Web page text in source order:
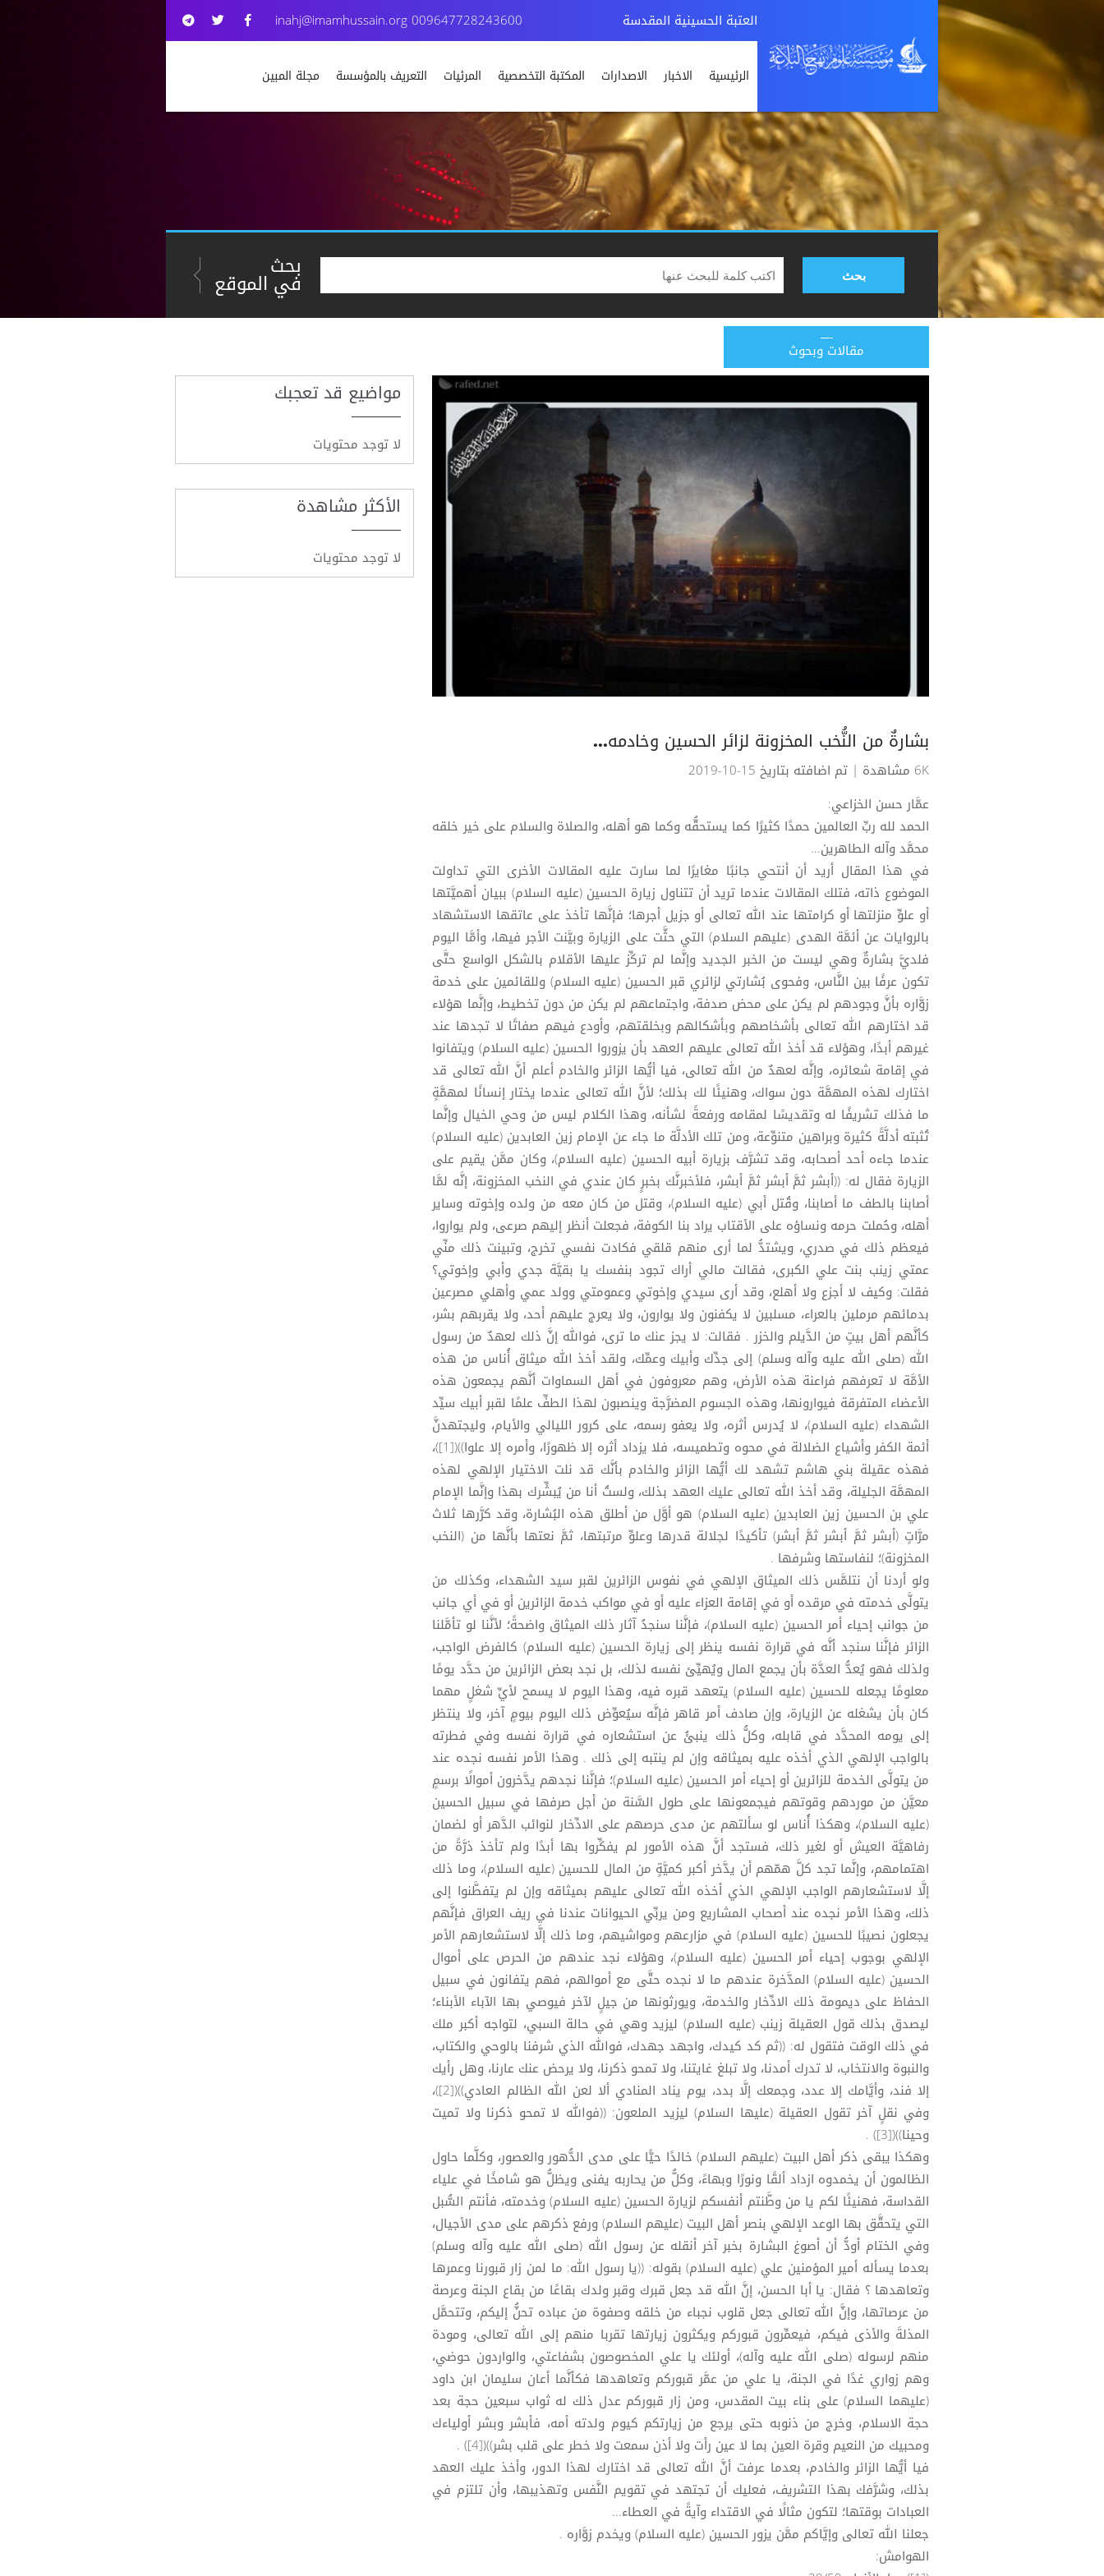
العتبة الحسينية المقدسة 009647728243600
inahj@imamhussain.org
الرئيسية الاخبار الاصدارات المكتبة التخصصية المرئيات التعريف بالمؤسسة مجلة المبين
بحث بحث
في الموقع
مقالات وبحوث
بشارةٌ من النُّخب المخزونة لزائر الحسين وخادمه...
6K مشاهدة
| تم اضافته بتاريخ 15-10-2019
عمَّار حسن الخزاعي:
الحمد لله ربِّ العالمين حمدًا كثيرًا كما يستحقُّه وكما هو أهله، والصلاة والسلام على خير خلقه
محمَّد وآله الطاهرين...
في هذا المقال أريد أن أنتحي جانبًا مغايرًا لما سارت عليه المقالات الأخرى التي تداولت
الموضوع ذاته، فتلك المقالات عندما تريد أن تتناول زيارة الحسين (عليه السلام) ببيان أهميَّتها
أو علوِّ منزلتها أو كرامتها عند الله تعالى أو جزيل أجرها؛ فإنَّها تأخذ على عاتقها الاستشهاد
بالروايات عن أئمَّة الهدى (عليهم السلام) التي حثَّت على الزيارة وبيَّنت الأجر فيها، وأمَّا اليوم
فلديَّ بشارةٌ وهي ليست من الخبر الجديد وإنَّما لم تركِّز عليها الأقلام بالشكل الواسع حتَّى
تكون عرفًا بين النَّاس، وفحوى بُشارتي لزائري قبر الحسين (عليه السلام) وللقائمين على خدمة
زوَّاره بأنَّ وجودهم لم يكن على محض صدفة، واجتماعهم لم يكن من دون تخطيط، وإنَّما هؤلاء
قد اختارهم الله تعالى بأشخاصهم وبأشكالهم وبخلقتهم، وأودع فيهم صفاتًا لا تجدها عند
غيرهم أبدًا، وهؤلاء قد أخذ الله تعالى عليهم العهد بأن يزوروا الحسين (عليه السلام) ويتفانوا
في إقامة شعائره، وإنَّه لعهدٌ من الله تعالى، فيا أيُّها الزائر والخادم أعلم أنَّ الله تعالى قد
اختارك لهذه المهمَّة دون سواك، وهنيئًا لك بذلك؛ لأنَّ الله تعالى عندما يختار إنسانًا لمهمَّةٍ
ما فذلك تشريفًا له وتقديسًا لمقامه ورفعةً لشأنه، وهذا الكلام ليس من وحي الخيال وإنَّما
تُثبته أدلَّةً كثيرة وبراهين متنوِّعة، ومن تلك الأدلَّة ما جاء عن الإمام زين العابدين (عليه السلام)
عندما جاءه أحد أصحابه، وقد تشرَّف بزيارة أبيه الحسين (عليه السلام)، وكان ممَّن يقيم على
الزيارة فقال له: ((أبشر ثمَّ أبشر ثمَّ أبشر، فلأخبرنَّك بخبرٍ كان عندي في النخب المخزونة، إنَّه لمَّا
أصابنا بالطف ما أصابنا، وقُتل أبي (عليه السلام)، وقتل من كان معه من ولده وإخوته وساير
أهله، وحُملت حرمه ونساؤه على الأقتاب يراد بنا الكوفة، فجعلت أنظر إليهم صرعى، ولم يواروا،
فيعظم ذلك في صدري، ويشتدُّ لما أرى منهم قلقي فكادت نفسي تخرج، وتبينت ذلك منِّي
عمتي زينب بنت علي الكبرى، فقالت مالي أراك تجود بنفسك يا بقيَّة جدي وأبي وإخوتي؟
فقلت: وكيف لا أجزع ولا أهلع، وقد أرى سيدي وإخوتي وعمومتي وولد عمي وأهلي مصرعين
بدمائهم مرملين بالعراء، مسلبين لا يكفنون ولا يوارون، ولا يعرج عليهم أحد، ولا يقربهم بشر،
كأنَّهم أهل بيتٍ من الدَّيلم والخزر . فقالت: لا يجز عنك ما ترى، فوالله إنَّ ذلك لعهدٌ من رسول
الله (صلى الله عليه وآله وسلم) إلى جدِّك وأبيك وعمِّك، ولقد أخذ الله ميثاق أُناس من هذه
الأمَّة لا تعرفهم فراعنة هذه الأرض، وهم معروفون في أهل السماوات أنَّهم يجمعون هذه
الأعضاء المتفرقة فيوارونها، وهذه الجسوم المضرَّجة وينصبون لهذا الطفِّ علمًا لقبر أبيك سيِّد
الشهداء (عليه السلام)، لا يُدرس أثره، ولا يعفو رسمه، على كرور الليالي والأيام، وليجتهدنَّ
أئمة الكفر وأشياع الضلالة في محوه وتطميسه، فلا يزداد أثره إلا ظهورًا، وأمره إلا علوا))([1])،
فهذه عقيلة بني هاشم تشهد لك أيُّها الزائر والخادم بأنَّك قد نلت الاختيار الإلهي لهذه
المهمَّة الجليلة، وقد أخذ الله تعالى عليك العهد بذلك، ولستُ أنا من يُبشِّرك بهذا وإنَّما الإمام
علي بن الحسين زين العابدين (عليه السلام) هو أوَّل من أطلق هذه البُشارة، وقد كرَّرها ثلاث
مرَّاتٍ (أبشر ثمَّ أبشر ثمَّ أبشر) تأكيدًا لجلالة قدرها وعلوِّ مرتبتها، ثمَّ نعتها بأنَّها من (النخب
المخزونة)؛ لنفاستها وشرفها .
ولو أردنا أن نتلمَّس ذلك الميثاق الإلهي في نفوس الزائرين لقبر سيد الشهداء، وكذلك من
يتولَّى خدمته في مرقده أو في إقامة العزاء عليه أو في مواكب خدمة الزائرين أو في أي جانب
من جوانب إحياء أمر الحسين (عليه السلام)، فإنَّنا سنجدُ آثار ذلك الميثاق واضحةً؛ لأنَّنا لو تأمَّلنا
الزائر فإنَّنا سنجد أنَّه في قرارة نفسه ينظر إلى زيارة الحسين (عليه السلام) كالفرض الواجب،
ولذلك فهو يُعدُّ العدَّة بأن يجمع المال ويُهيِّئ نفسه لذلك، بل نجد بعض الزائرين من حدَّد يومًا
معلومًا يجعله للحسين (عليه السلام) يتعهد قبره فيه، وهذا اليوم لا يسمح لأيِّ شغلٍ مهما
كان بأن يشغله عن الزيارة، وإن صادف أمر قاهر فإنَّه سيُعوِّض ذلك اليوم بيومٍ آخر، ولا ينتظر
إلى يومه المحدَّد في قابله، وكلُّ ذلك ينبئُ عن استشعاره في قرارة نفسه وفي فطرته
بالواجب الإلهي الذي أخذه عليه بميثاقه وإن لم ينتبه إلى ذلك . وهذا الأمر نفسه نجده عند
من يتولَّى الخدمة للزائرين أو إحياء أمر الحسين (عليه السلام)؛ فإنَّنا نجدهم يدَّخرون أموالًا برسمٍ
معيَّن من موردهم وقوتهم فيجمعونها على طول السَّنة من أجل صرفها في سبيل الحسين
(عليه السلام)، وهكذا أُناس لو سألتهم عن مدى حرصهم على الادِّخار لنوائب الدَّهر أو لضمان
رفاهيَّة العيش أو لغير ذلك، فستجد أنَّ هذه الأمور لم يفكِّروا بها أبدًا ولم تأخذ ذرَّةً من
اهتمامهم، وإنَّما تجد كلَّ همّهم أن يدَّخر أكبر كميَّةٍ من المال للحسين (عليه السلام)، وما ذلك
إلَّا لاستشعارهم الواجب الإلهي الذي أخذه الله تعالى عليهم بميثاقه وإن لم يتفطَّنوا إلى
ذلك، وهذا الأمر نجده عند أصحاب المشاريع ومن يربِّي الحيوانات عندنا في ريف العراق فإنَّهم
يجعلون نصيبًا للحسين (عليه السلام) في مزارعهم ومواشيهم، وما ذلك إلَّا لاستشعارهم الأمر
الإلهي بوجوب إحياء أمر الحسين (عليه السلام)، وهؤلاء نجد عندهم من الحرص على أموال
الحسين (عليه السلام) المدَّخرة عندهم ما لا نجده حتَّى مع أموالهم، فهم يتفانون في سبيل
الحفاظ على ديمومة ذلك الادِّخار والخدمة، ويورثونها من جيلٍ لآخر فيوصي بها الآباء الأبناء؛
ليصدق بذلك قول العقيلة زينب (عليه السلام) ليزيد وهي في حالة السبي، لتواجه أكبر ملك
في ذلك الوقت فتقول له: ((ثم كد كيدك، واجهد جهدك، فوالله الذي شرفنا بالوحي والكتاب،
والنبوة والانتخاب، لا تدرك أمدنا، ولا تبلغ غايتنا، ولا تمحو ذكرنا، ولا يرحض عنك عارنا، وهل رأيك
إلا فند، وأيَّامك إلا عدد، وجمعك إلَّا بدد، يوم يناد المنادي ألا لعن الله الظالم العادي))([2])،
وفي نقلٍ آخر تقول العقيلة (عليها السلام) ليزيد الملعون: ((فوالله لا تمحو ذكرنا ولا تميت
وحينا))([3]) .
وهكذا يبقى ذكر أهل البيت (عليهم السلام) خالدًا حيًّا على مدى الدُّهور والعصور، وكلَّما حاول
الظالمون أن يخمدوه ازداد ألقًا ونورًا وبهاءً، وكلُّ من يحاربه يفنى ويظلُّ هو شامخًا في علياء
القداسة، فهنيئًا لكم يا من وطَّنتم أنفسكم لزيارة الحسين (عليه السلام) وخدمته، فأنتم السُّبل
التي يتحقَّق بها الوعد الإلهي بنصر أهل البيت (عليهم السلام) ورفع ذكرهم على مدى الأجيال،
وفي الختام أودُّ أن أصوغ البشارة بخبر آخر أنقله عن رسول الله (صلى الله عليه وآله وسلم)
بعدما يسأله أمير المؤمنين علي (عليه السلام) بقوله: ((يا رسول الله: ما لمن زار قبورنا وعمرها
وتعاهدها ؟ فقال: يا أبا الحسن، إنَّ الله قد جعل قبرك وقبر ولدك بقاعًا من بقاع الجنة وعرصة
من عرصاتها، وإنَّ الله تعالى جعل قلوب نجباء من خلقه وصفوة من عباده تحنُّ إليكم، وتتحمَّل
المذلةَ والأذى فيكم، فيعمِّرون قبوركم ويكثرون زيارتها تقربا منهم إلى الله تعالى، ومودة
منهم لرسوله (صلى الله عليه وآله)، أولئك يا علي المخصوصون بشفاعتي، والواردون حوضي،
وهم زواري غدًا في الجنة، يا علي من عمَّر قبوركم وتعاهدها فكأنَّما أعان سليمان ابن داود
(عليهما السلام) على بناء بيت المقدس، ومن زار قبوركم عدل ذلك له ثواب سبعين حجة بعد
حجة الاسلام، وخرج من ذنوبه حتى يرجع من زيارتكم كيوم ولدته أمه، فأبشر وبشر أولياءك
ومحبيك من النعيم وقرة العين بما لا عين رأت ولا أذن سمعت ولا خطر على قلب بشر))([4]) .
فيا أيُّها الزائر والخادم، بعدما عرفت أنَّ الله تعالى قد اختارك لهذا الدور، وأخذ عليك العهد
بذلك، وشرَّفك بهذا التشريف، فعليك أن تجتهد في تقويم النَّفس وتهذيبها، وأن تلتزم في
العبادات بوقتها؛ لتكون مثالًا في الاقتداء وآيةً في العطاء...
جعلنا الله تعالى وإيَّاكم ممَّن يزور الحسين (عليه السلام) ويخدم زوَّاره .
الهوامش:
مواضيع قد تعجبك
لا توجد محتويات
الأكثر مشاهدة
لا توجد محتويات